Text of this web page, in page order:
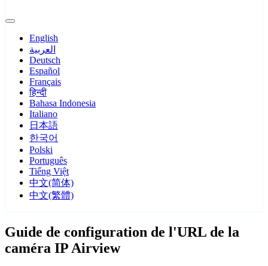
English
العربية
Deutsch
Español
Français
हिन्दी
Bahasa Indonesia
Italiano
日本語
한국어
Polski
Português
Tiếng Việt
中文(简体)
中文(繁體)
Guide de configuration de l'URL de la
caméra IP Airview